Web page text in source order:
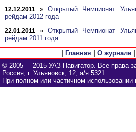
12.12.2011 »Открытый Чемпионат
рейдам 2012 года
22.01.2011 »Открытый Чемпионат
рейдам 2011 года
Главная О журнале|
© 2005 — 2015 УАЗ Навигатор. Все права
Россия, г. Ульяновск, 12, а/я 5321
При полном или частичном